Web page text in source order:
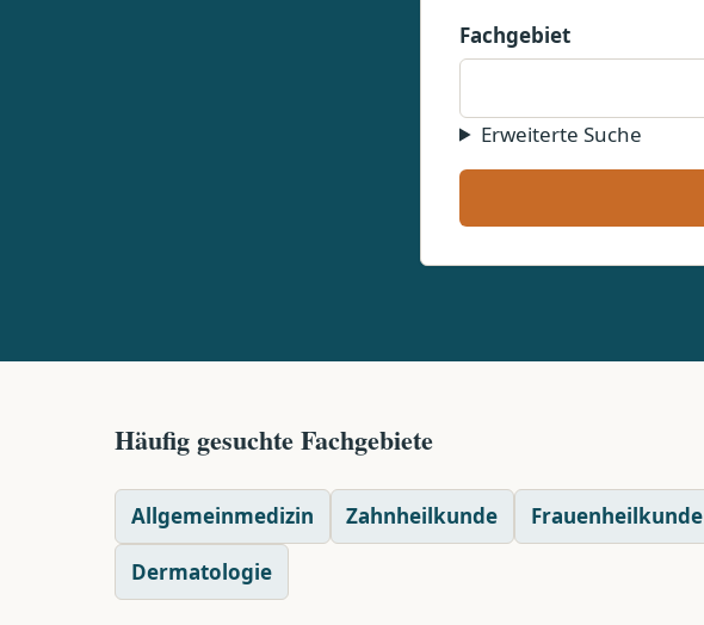
Fachgebiet
Erweiterte Suche
Häufig gesuchte Fachgebiete
Allgemeinmedizin Zahnheilkunde Frauenheilkunde
Dermatologie